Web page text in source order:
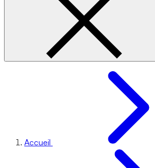
Accueil